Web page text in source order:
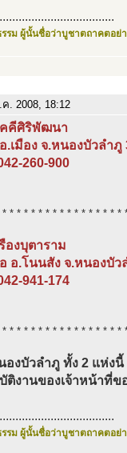
รม ผู้นั้นชื่อว่าบูชาตถาคตอย่า
. 2008, 18:12
คีศิริพัฒนา
.เมือง จ.หนองบัวลำภู
260-900
* * * * * * * * * * * * * * * *
องบุตาราม
อ.โนนสัง จ.หนองบัว
941-174
* * * * * * * * * * * * * * * *
องบัวลำภู ทั้ง 2 แห่ง
ติงานของเจ้าหน้าที่
รม ผู้นั้นชื่อว่าบูชาตถาคตอย่า